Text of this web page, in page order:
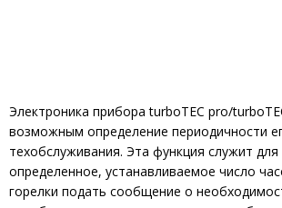
Электроника прибора turboTEC pro/
возможным определение периодичности
техобслуживания. Эта функция служит
определенное, устанавливаемое число
горелки подать сообщение о